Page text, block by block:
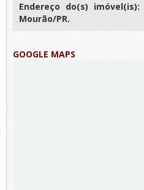
Endereço do(s)
Mourão/PR.
GOOGLE MAPS